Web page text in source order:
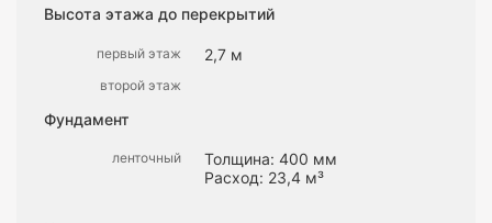
Высота этажа до перекрытий
первый этаж 2,7 м
второй этаж
Фундамент
ленточный
Толщина: 400 мм
Расход: 23,4 м³